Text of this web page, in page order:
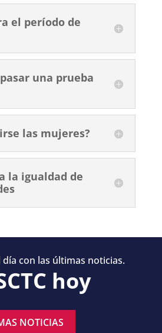
el período de
una prueba
las mujeres?
la igualdad de
con las últimas noticias.
hoy
NOTICIAS